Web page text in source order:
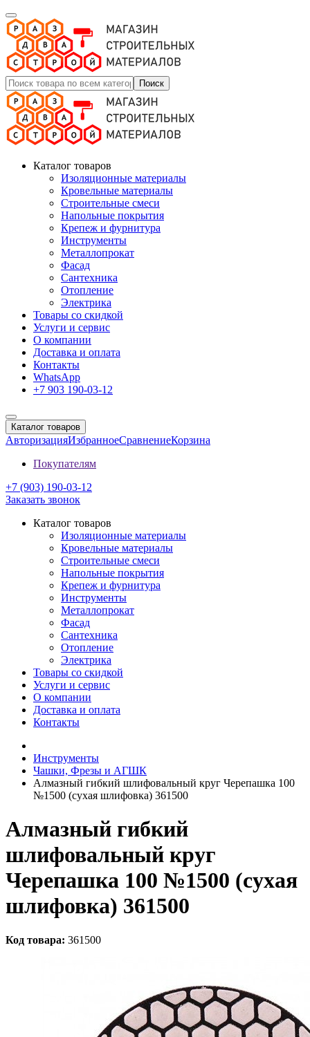
Поиск
Каталог товаров
Изоляционные материалы
Кровельные материалы
Строительные смеси
Напольные покрытия
Крепеж и фурнитура
Инструменты
Металлопрокат
Фасад
Сантехника
Отопление
Электрика
Товары со скидкой
Услуги и сервис
О компании
Доставка и оплата
Контакты
WhatsApp
+7 903 190-03-12
Каталог товаров
АвторизацияИзбранноеСравнениеКорзина
Покупателям
+7 (903) 190-03-12
Заказать звонок
Каталог товаров
Изоляционные материалы
Кровельные материалы
Строительные смеси
Напольные покрытия
Крепеж и фурнитура
Инструменты
Металлопрокат
Фасад
Сантехника
Отопление
Электрика
Товары со скидкой
Услуги и сервис
О компании
Доставка и оплата
Контакты
Инструменты
Чашки, Фрезы и АГШК
Алмазный гибкий шлифовальный круг Черепашка 100
№1500 (сухая шлифовка) 361500
Алмазный гибкий
шлифовальный круг
Черепашка 100 №1500 (сухая
шлифовка) 361500
Код товара: 361500